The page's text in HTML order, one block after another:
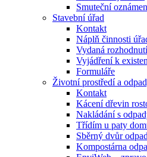
Smuteční
Stavební úřad
Kontakt
Náplň činnosti
Vydaná
Vyjádření k
Formuláře
Životní prostředí a
Kontakt
Kácení dřevin
Nakládání s
Třídím u paty
Sběrný dvůr
Kompostárna